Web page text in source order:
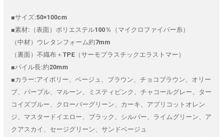
■サイズ:50×100cm
■素材:（表面）ポリエステル100％（マイクロファイバー糸）
（中材）ウレタンフォーム約7mm
（裏面）不織布＋TPE（サーモプラスチックエラストマー）
■パイル長:約20mm
■カラー:アイボリー、ベージュ、ブラウン、チョコブラウン、オリー
ブ、パープル、マルーン、ミスティピンク、チャコールグレー、ター
コイズブルー、クローバーグリーン、カーキ、アプリコットオレン
ジ、マスタードイエロー、ブラック、シルバー、ライムグリーン、ア
クアスカイ、セージグリーン、サンドベージュ